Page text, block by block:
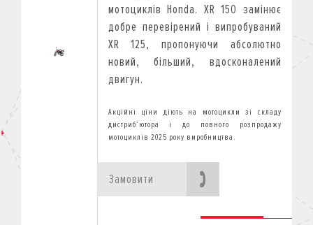
мотоциклів Honda. XR 150 замінює
добре перевірений і випробуваний
XR 125, пропонуючи абсолютно
новий, більший, вдосконалений
двигун.
Замовити